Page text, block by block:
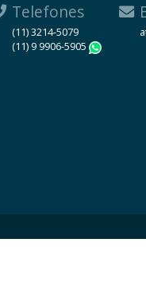
Telefones
(11) 3214-5079
(11) 9 9906-5905